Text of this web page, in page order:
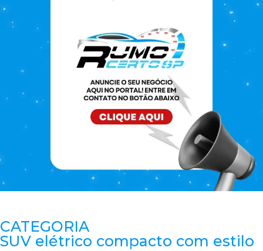
CATEGORIA
SUV elétrico compacto com estilo